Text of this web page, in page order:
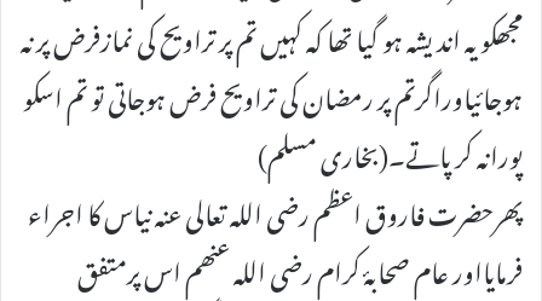
مجھکو یہ اندیشہ ہو گیا تھا کہ کہیں تم پر تراویح کی نمازفرض پر نہ
ہوجائیاوراگرتم پر رمضان کی تراویح فرض ہوجاتی تو تم اسکو
پورانہ کرپاتے۔(بخاری مسلم)
پھرحضرت فاروق اعظم رضی اللہ تعالی عنہ نیاس کا اجراء
فرمایااور عام صحابۂ کرام رضی اللہ عنھم اس پرمتفق